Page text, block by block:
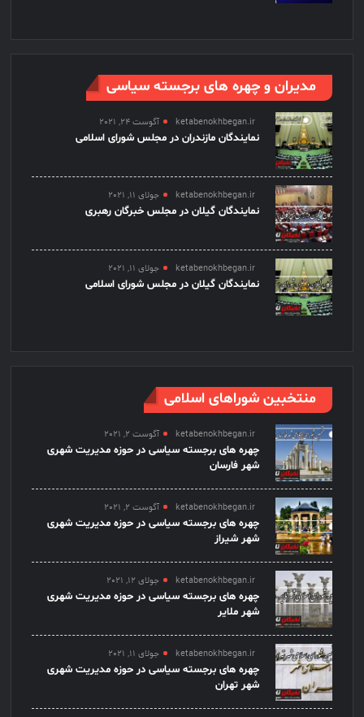
مدیران و چهره های برجسته سیاسی
ketabenokhbegan.ir آگوست 24, 2021
نمایندگان مازندران در مجلس شورای اسلامی
ketabenokhbegan.ir جولای 11, 2021
نمایندگان گیلان در مجلس خبرگان رهبری
ketabenokhbegan.ir جولای 11, 2021
نمایندگان گیلان در مجلس شورای اسلامی
منتخبین شوراهای اسلامی
ketabenokhbegan.ir آگوست 2, 2021
چهره های برجسته سیاسی در حوزه مدیریت شهری
شهر فارسان
ketabenokhbegan.ir آگوست 2, 2021
چهره های برجسته سیاسی در حوزه مدیریت شهری
شهر شیراز
ketabenokhbegan.ir جولای 12, 2021
چهره های برجسته سیاسی در حوزه مدیریت شهری
شهر ملایر
ketabenokhbegan.ir جولای 11, 2021
چهره های برجسته سیاسی در حوزه مدیریت شهری
شهر تهران